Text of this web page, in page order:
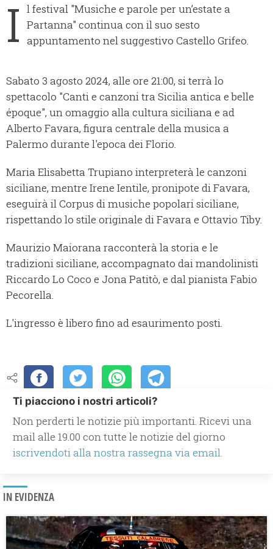
I l festival "Musiche e parole per un’estate a
Partanna" continua con il suo sesto
appuntamento nel suggestivo Castello Grifeo.
Sabato 3 agosto 2024, alle ore 21:00, si terrà lo
spettacolo "Canti e canzoni tra Sicilia antica e belle
époque", un omaggio alla cultura siciliana e ad
Alberto Favara, figura centrale della musica a
Palermo durante l'epoca dei Florio.
Maria Elisabetta Trupiano interpreterà le canzoni
siciliane, mentre Irene Ientile, pronipote di Favara,
eseguirà il Corpus di musiche popolari siciliane,
rispettando lo stile originale di Favara e Ottavio Tiby.
Maurizio Maiorana racconterà la storia e le
tradizioni siciliane, accompagnato dai mandolinisti
Riccardo Lo Coco e Jona Patitò, e dal pianista Fabio
Pecorella.
L'ingresso è libero fino ad esaurimento posti.
Ti piacciono i nostri articoli?
Non perderti le notizie più importanti. Ricevi una
mail alle 19.00 con tutte le notizie del giorno
iscrivendoti alla nostra rassegna via email.
IN EVIDENZA